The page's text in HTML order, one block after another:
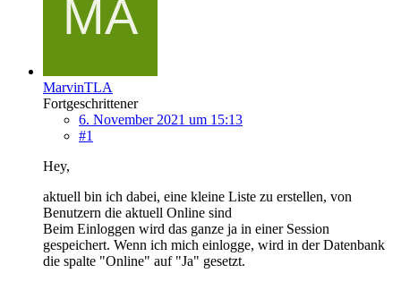
MarvinTLA
Fortgeschrittener
6. November 2021 um 15:13
#1
Hey,
aktuell bin ich dabei, eine kleine Liste zu erstellen, von
Benutzern die aktuell Online sind
Beim Einloggen wird das ganze ja in einer Session
gespeichert. Wenn ich mich einlogge, wird in der Datenbank
die spalte "Online" auf "Ja" gesetzt.